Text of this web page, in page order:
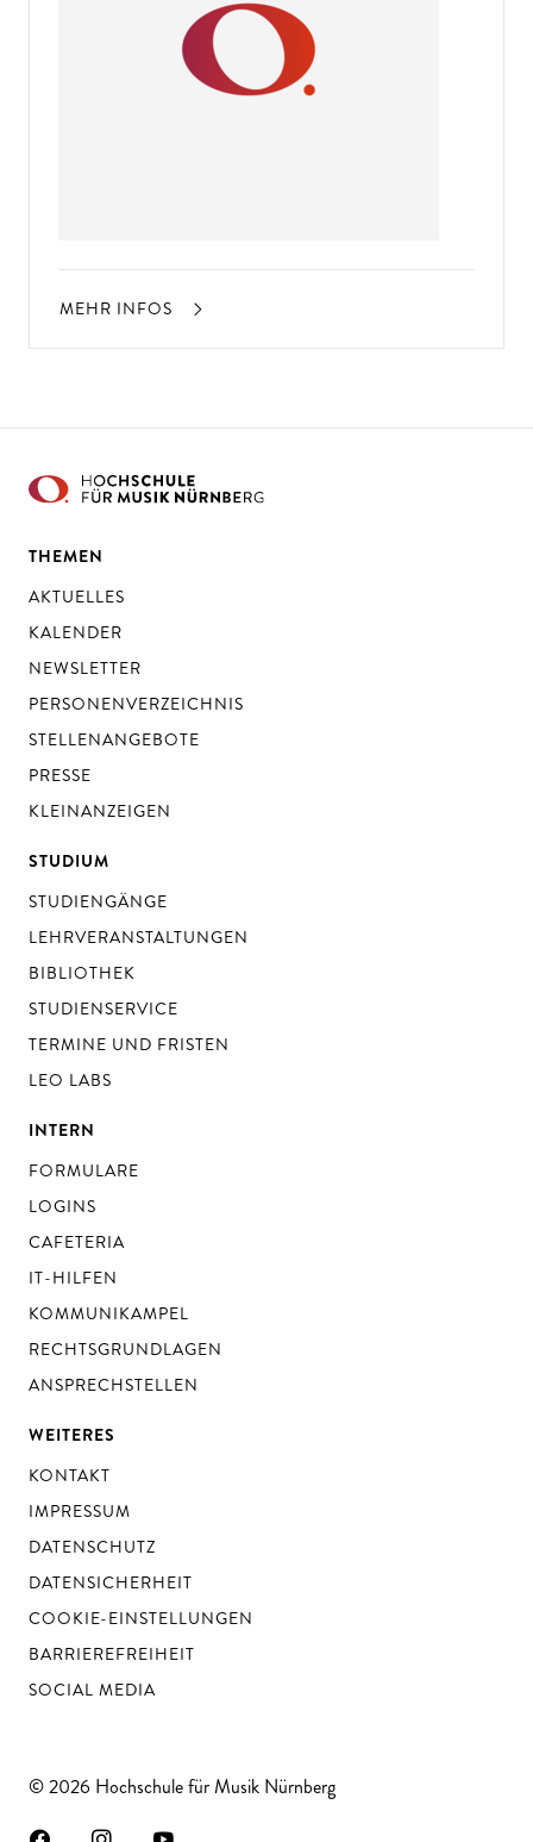
MEHR INFOS
THEMEN
AKTUELLES
KALENDER
NEWSLETTER
PERSONENVERZEICHNIS
STELLENANGEBOTE
PRESSE
KLEINANZEIGEN
STUDIUM
STUDIENGÄNGE
LEHRVERANSTALTUNGEN
BIBLIOTHEK
STUDIENSERVICE
TERMINE UND FRISTEN
LEO LABS
INTERN
FORMULARE
LOGINS
CAFETERIA
IT-HILFEN
KOMMUNIKAMPEL
RECHTSGRUNDLAGEN
ANSPRECHSTELLEN
WEITERES
KONTAKT
IMPRESSUM
DATENSCHUTZ
DATENSICHERHEIT
COOKIE-EINSTELLUNGEN
BARRIEREFREIHEIT
SOCIAL MEDIA
© 2026 Hochschule für Musik Nürnberg